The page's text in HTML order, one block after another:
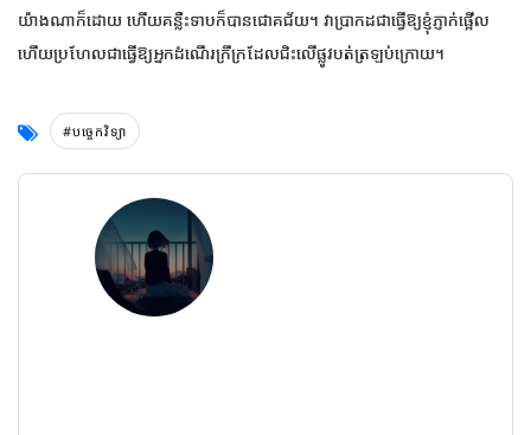
យ៉ាង​ណា​ក៏​ដោយ ហើយ​គន្លឹះ​ទាប​ក៏​បាន​ជោគជ័យ។ វាប្រាកដជាធ្វើឱ្យខ្ញុំភ្ញាក់ផ្អើល
ហើយប្រហែលជាធ្វើឱ្យអ្នកដំណើរក្រីក្រដែលជិះលើផ្លូវបត់ត្រឡប់ក្រោយ។
#បច្ចេកវិទ្យា